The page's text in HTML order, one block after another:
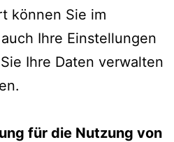
können Sie im
Ihre Einstellungen
Ihre Daten verwalten
für die Nutzung von